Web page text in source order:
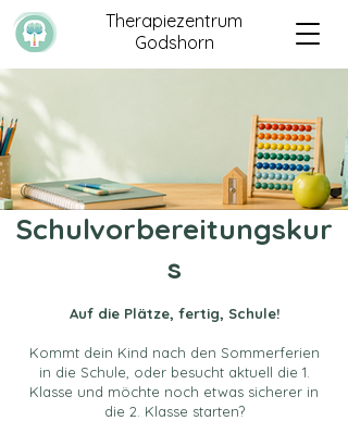
Therapiezentrum
Godshorn
Schulvorbereitungskur
s
Auf die Plätze, fertig, Schule!
Kommt dein Kind nach den Sommerferien
in die Schule, oder besucht aktuell die 1.
Klasse und möchte noch etwas sicherer in
die 2. Klasse starten?